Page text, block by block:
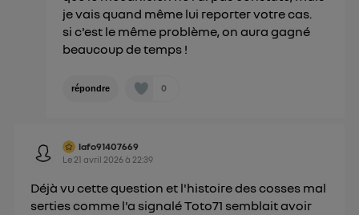
je vais quand même lui reporter votre cas.
si c'est le même problème, on aura gagné
beaucoup de temps !
répondre 0
lafo91407669
Le 21 avril 2026à 22:39
Déjà vu cette question et l'histoire des cosses mal
serties comme l'a signalé Toto71 semblait avoir